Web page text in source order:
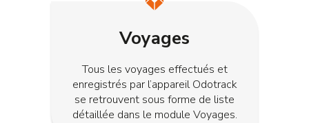
Voyages
Tous les voyages effectués et
enregistrés par l’appareil Odotrack
se retrouvent sous forme de liste
détaillée dans le module Voyages.